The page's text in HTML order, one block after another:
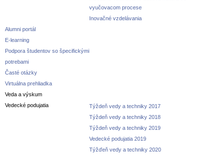
vyučovacom procese
Inovačné vzdelávania
Alumni portál
E-learning
Podpora študentov so špecifickými
potrebami
Časté otázky
Virtuálna prehliadka
Veda a výskum
Vedecké podujatia
Týždeň vedy a techniky 2017
Týždeň vedy a techniky 2018
Týždeň vedy a techniky 2019
Vedecké podujatia 2019
Týžďeň vedy a techniky 2020